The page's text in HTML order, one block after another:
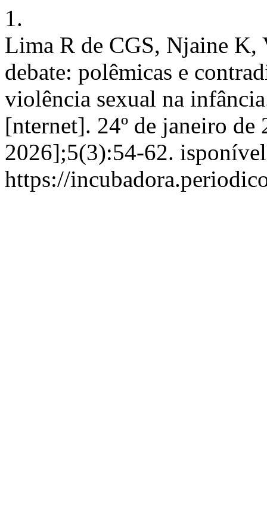
1.
Lima R de CGS, Njaine
debate: polêmicas e
violência sexual na
[nternet]. 24º de janeiro de
2026];5(3):54-62.
https://